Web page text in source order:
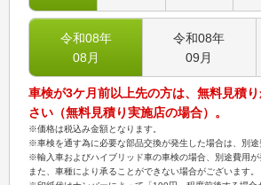
令和08年
08 月
令和08年
09 月
車検が3ケ月前以上先の方は、無料見積
さい（無料見積り実施店の場合）。
※価格は税込み金額となります。
※車検を通す為に必要な部品交換が発生した場合は、別途
※輸入車およびハイブリッド車の車検の場合、別途費用が
また、車種により承ることができない場合がございます。